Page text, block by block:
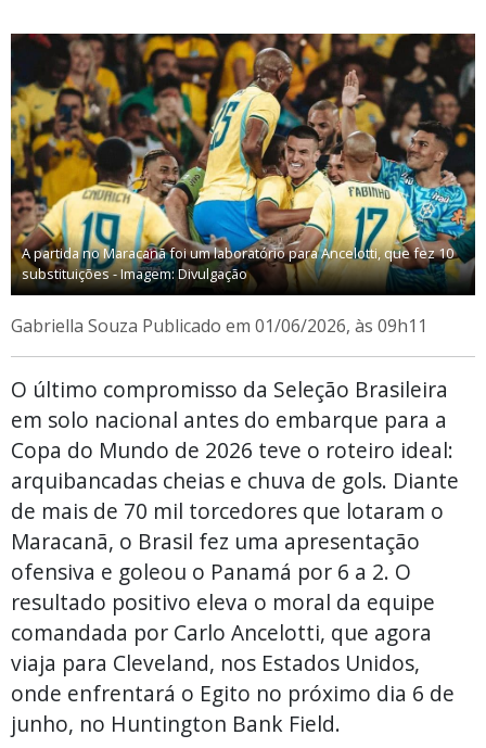
A partida no Maracanã foi um laboratório para Ancelotti, que fez 10
substituições - Imagem: Divulgação
Gabriella Souza Publicado em 01/06/2026, às 09h11
O último compromisso da Seleção Brasileira
em solo nacional antes do embarque para a
Copa do Mundo de 2026 teve o roteiro ideal:
arquibancadas cheias e chuva de gols. Diante
de mais de 70 mil torcedores que lotaram o
Maracanã, o Brasil fez uma apresentação
ofensiva e goleou o Panamá por 6 a 2. O
resultado positivo eleva o moral da equipe
comandada por Carlo Ancelotti, que agora
viaja para Cleveland, nos Estados Unidos,
onde enfrentará o Egito no próximo dia 6 de
junho, no Huntington Bank Field.